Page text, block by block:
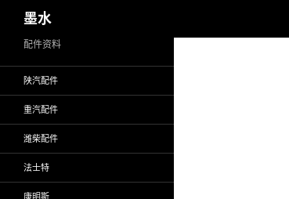
至
墨水
配件资料
陕汽配件
重汽配件
潍柴配件
法士特
康明斯